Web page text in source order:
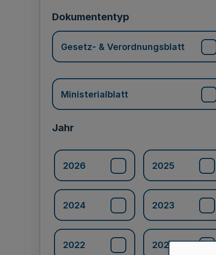
Dokumententyp
Gesetz- & Verordnungsblatt
Ministerialblatt
Jahr
2026 2025
2024 2023
2022 2021